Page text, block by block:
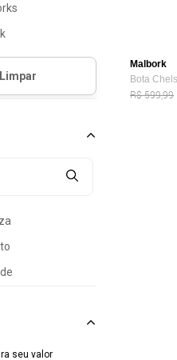
Malbork
R$ 599,99